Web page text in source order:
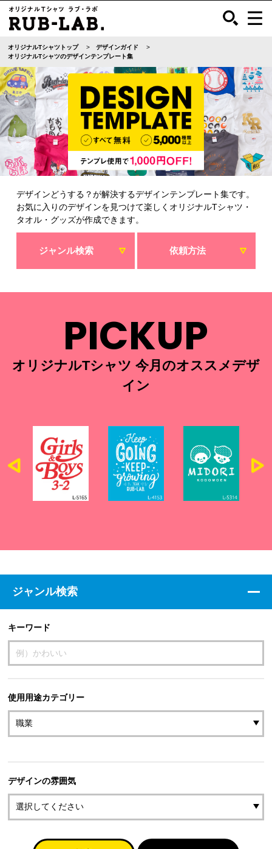
オリジナルTシャツトップ
デザインガイド
オリジナルTシャツのデザインテンプレート集
デザインどうする？が解決するデザインテンプレート集です。
お気に入りのデザインを見つけて楽しくオリジナルTシャツ・
タオル・グッズが作成できます。
ジャンル検索 依頼方法
PICKUP
オリジナルTシャツ 今月のオススメデザ
イン
ジャンル検索
キーワード
使用用途カテゴリー
デザインの雰囲気